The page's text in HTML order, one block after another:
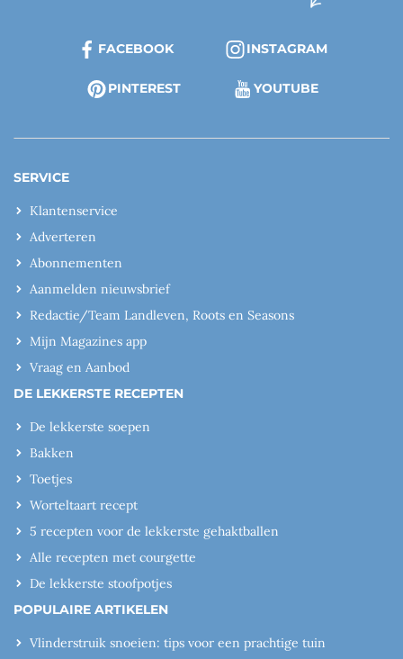
FACEBOOK INSTAGRAM
PINTEREST YOUTUBE
SERVICE
Klantenservice
Adverteren
Abonnementen
Aanmelden nieuwsbrief
Redactie/Team Landleven, Roots en Seasons
Mijn Magazines app
Vraag en Aanbod
DE LEKKERSTE RECEPTEN
De lekkerste soepen
Bakken
Toetjes
Worteltaart recept
5 recepten voor de lekkerste gehaktballen
Alle recepten met courgette
De lekkerste stoofpotjes
POPULAIRE ARTIKELEN
Vlinderstruik snoeien: tips voor een prachtige tuin